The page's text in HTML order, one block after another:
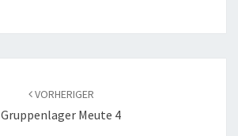
VORHERIGER
Gruppenlager Meute 4